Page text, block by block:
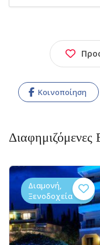
Κοινοποίηση
Διαφημιζόμενες
(273)
Διαμονή,
Ξενοδοχεία